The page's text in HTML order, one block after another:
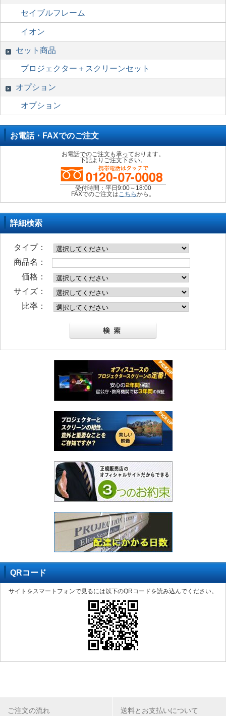
セイブルフレーム
イオン
セット商品
プロジェクター＋スクリーンセット
オプション
オプション
お電話・FAXでのご注文
お電話でのご注文も承っております。
下記よりご注文下さい。
受付時間：平日9:00～18:00
FAXでのご注文はこちらから。
詳細検索
タイプ：
商品名：
価格：
サイズ：
比率：
QRコード
サイトをスマートフォンで見るには以下のQRコードを読み込んでください。
ご注文の流れ 送料とお支払いについて